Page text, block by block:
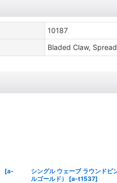
10187
Bladed Claw, Spread
[a-
シングル ウェーブ ラウンドピ
ルゴールド）
[a-t1537]